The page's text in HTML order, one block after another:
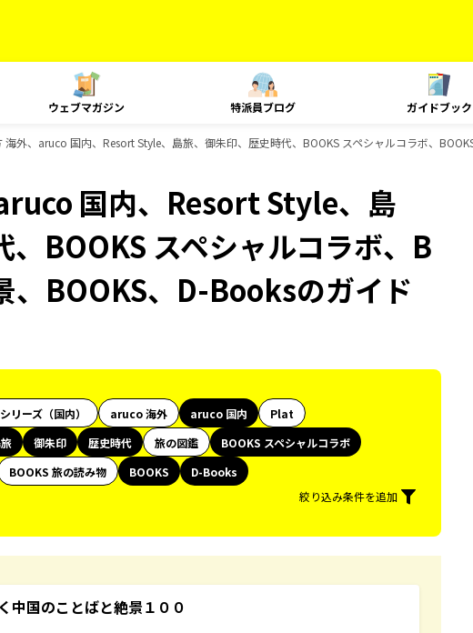
ウェブマガジン 特派員ブログ ガイドブック
海外、aruco 国内、Resort Style、島旅、御朱印、歴史時代、BOOKS スペシャルコラボ、
国内、Resort Style、島
BOOKS スペシャルコラボ、B
、BOOKS、D-Booksのガイド
リーズ（国内） aruco 海外 aruco 国内
Plat
御朱印 歴史時代 旅の図鑑
BOOKS スペシャルコラボ
BOOKS 旅の読み物 BOOKS
D-Books
絞り込み条件を追加
中国のことばと絶景１００